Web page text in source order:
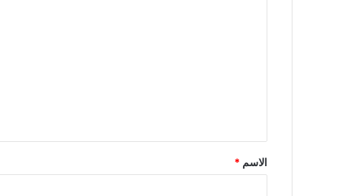
ق
*
الاسم *